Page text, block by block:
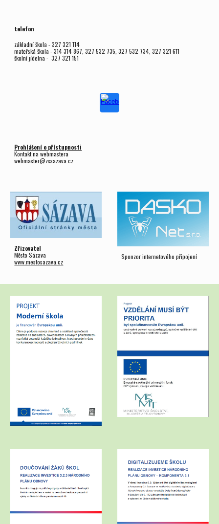
telefon
základní škola - 327 321 114
mateřská škola - 314 314 867, 327 532 735, 327 532 734, 327 321 611
školní jídelna - 327 321 151
Prohlášení o přístupnosti
Kontakt na webmastera
webmaster@zssazava.cz
Zřizovatel
Město Sázava
www.mestosazava.cz
Sponzor internetového připojení